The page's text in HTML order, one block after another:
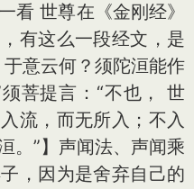
看 世尊在《金刚经》
有这么一段经文，是
意云何？须陀洹能作
须菩提言：“不也， 世
流，而无所入；不入
。”】声闻法、声闻乘
，因为是舍弃自己的